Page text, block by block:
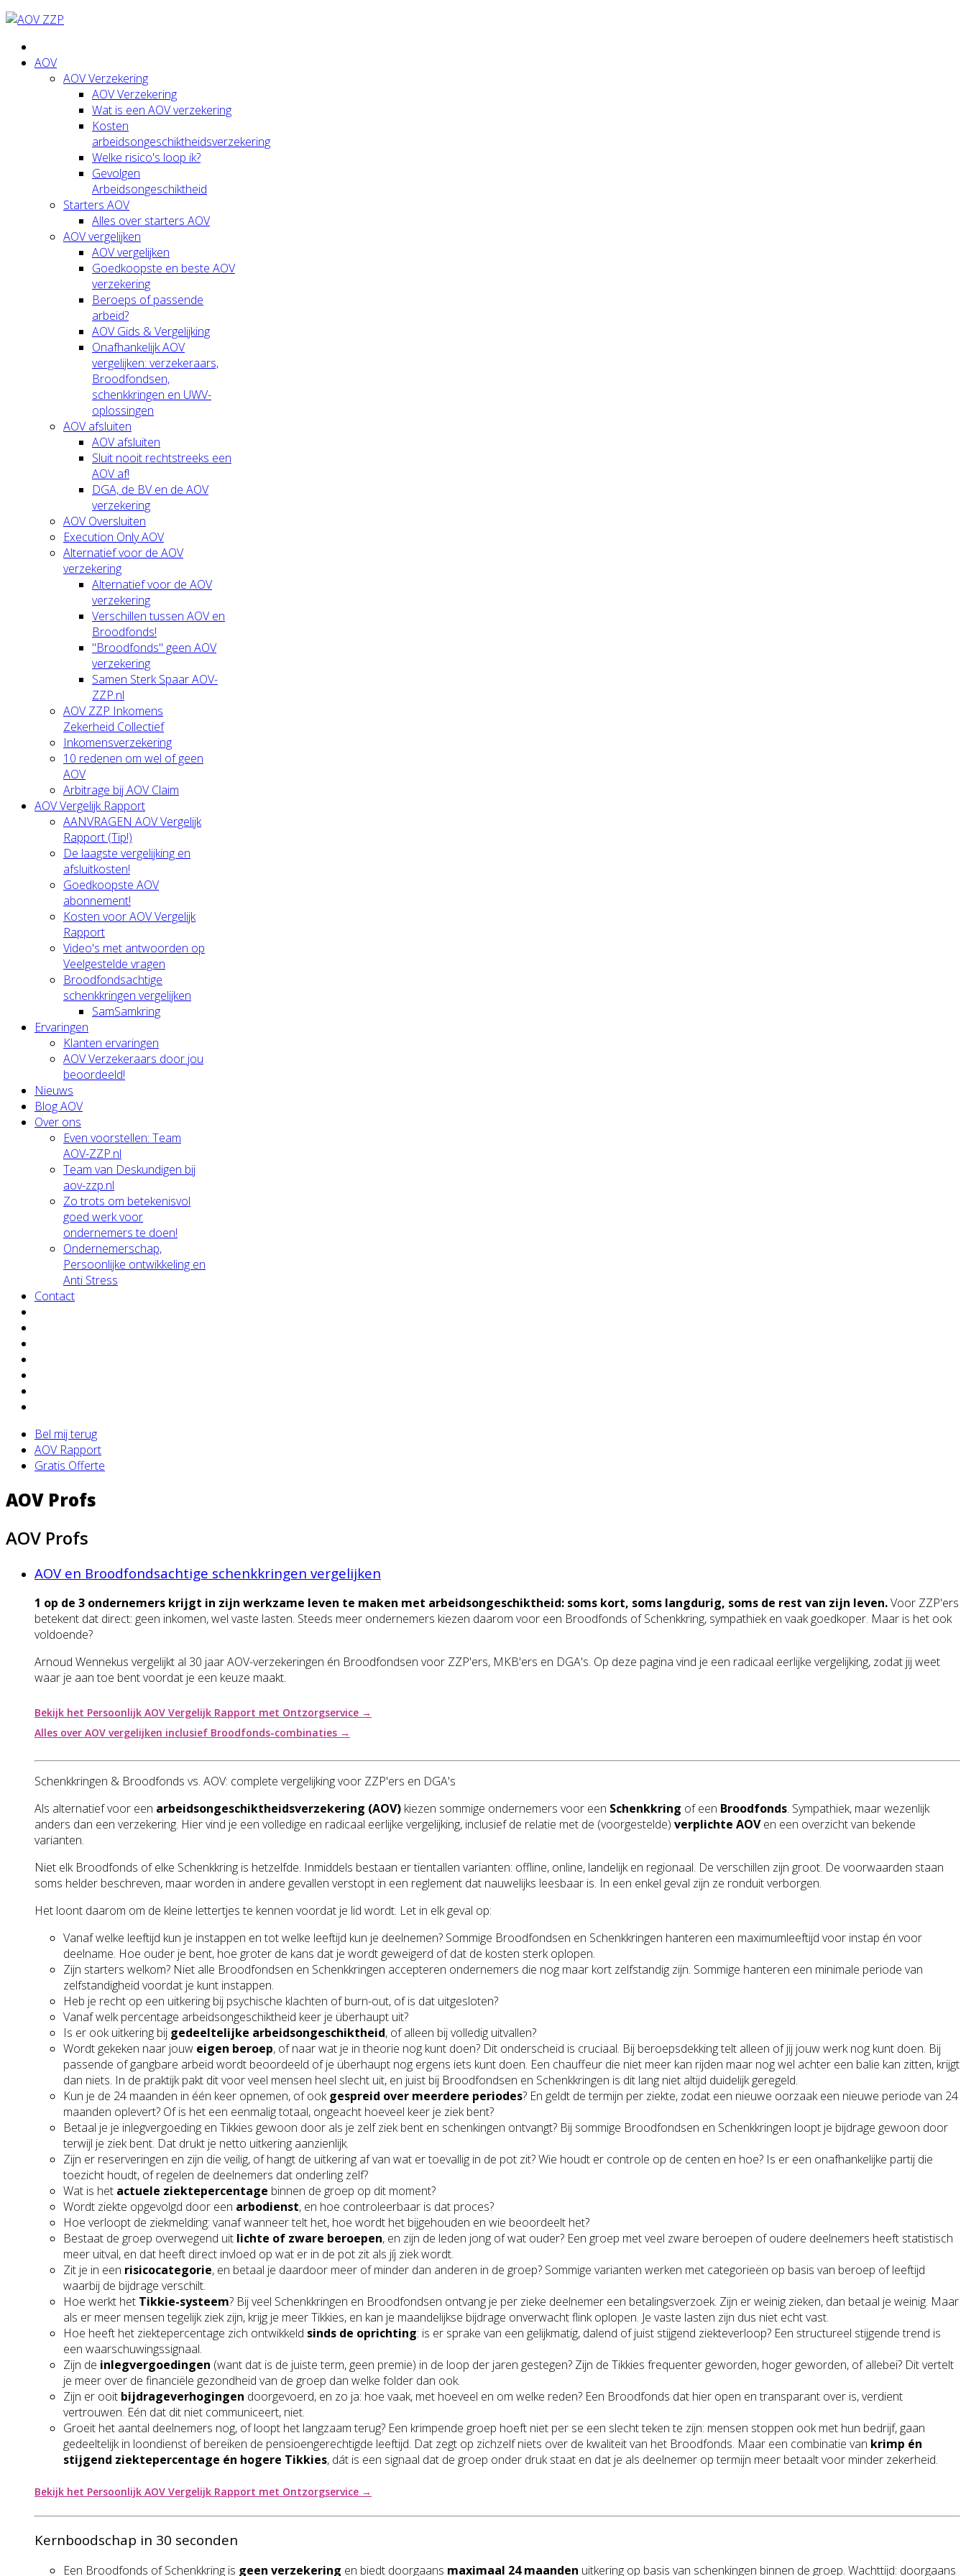
AOV
AOV Verzekering
AOV Verzekering
Wat is een AOV verzekering
Kosten
arbeidsongeschiktheidsverzekering
Welke risico's loop ik?
Gevolgen
Arbeidsongeschiktheid
Starters AOV
Alles over starters AOV
AOV vergelijken
AOV vergelijken
Goedkoopste en beste AOV
verzekering
Beroeps of passende
arbeid?
AOV Gids & Vergelijking
Onafhankelijk AOV
vergelijken: verzekeraars,
Broodfondsen,
schenkkringen en UWV-
oplossingen
AOV afsluiten
AOV afsluiten
Sluit nooit rechtstreeks een
AOV af!
DGA, de BV en de AOV
verzekering
AOV Oversluiten
Execution Only AOV
Alternatief voor de AOV
verzekering
Alternatief voor de AOV
verzekering
Verschillen tussen AOV en
Broodfonds!
"Broodfonds" geen AOV
verzekering
Samen Sterk Spaar AOV-
ZZP.nl
AOV ZZP Inkomens
Zekerheid Collectief
Inkomensverzekering
10 redenen om wel of geen
AOV
Arbitrage bij AOV Claim
AOV Vergelijk Rapport
AANVRAGEN AOV Vergelijk
Rapport (Tip!)
De laagste vergelijking en
afsluitkosten!
Goedkoopste AOV
abonnement!
Kosten voor AOV Vergelijk
Rapport
Video's met antwoorden op
Veelgestelde vragen
Broodfondsachtige
schenkkringen vergelijken
SamSamkring
Ervaringen
Klanten ervaringen
AOV Verzekeraars door jou
beoordeeld!
Nieuws
Blog AOV
Over ons
Even voorstellen: Team
AOV-ZZP.nl
Team van Deskundigen bij
aov-zzp.nl
Zo trots om betekenisvol
goed werk voor
ondernemers te doen!
Ondernemerschap,
Persoonlijke ontwikkeling en
Anti Stress
Contact
Bel mij terug
AOV Rapport
Gratis Offerte
AOV Profs
AOV Profs
AOV en Broodfondsachtige schenkkringen vergelijken
1 op de 3 ondernemers krijgt in zijn werkzame leven te maken met arbeidsongeschiktheid: soms kort, soms langdurig, soms de rest van zijn leven.Voor ZZP'ers
betekent dat direct: geen inkomen, wel vaste lasten. Steeds meer ondernemers kiezen daarom voor een Broodfonds of Schenkkring, sympathiek en vaak goedkoper. Maar is het ook
voldoende?
Arnoud Wennekus vergelijkt al 30 jaar AOV-verzekeringen én Broodfondsen voor ZZP'ers, MKB'ers en DGA's. Op deze pagina vind je een radicaal eerlijke vergelijking, zodat jij weet
waar je aan toe bent voordat je een keuze maakt.
Bekijk het Persoonlijk AOV Vergelijk Rapport met Ontzorgservice →
Alles over AOV vergelijken inclusief Broodfonds-combinaties →
Schenkkringen & Broodfonds vs. AOV: complete vergelijking voor ZZP'ers en DGA's
Als alternatief voor een arbeidsongeschiktheidsverzekering (AOV) kiezen sommige ondernemers voor een Schenkkring of een Broodfonds. Sympathiek, maar wezenlijk
anders dan een verzekering. Hier vind je een volledige en radicaal eerlijke vergelijking, inclusief de relatie met de (voorgestelde) verplichte AOVen een overzicht van bekende
varianten.
Niet elk Broodfonds of elke Schenkkring is hetzelfde. Inmiddels bestaan er tientallen varianten: offline, online, landelijk en regionaal. De verschillen zijn groot. De voorwaarden staan
soms helder beschreven, maar worden in andere gevallen verstopt in een reglement dat nauwelijks leesbaar is. In een enkel geval zijn ze ronduit verborgen.
Het loont daarom om de kleine lettertjes te kennen voordat je lid wordt. Let in elk geval op:
Vanaf welke leeftijd kun je instappen en tot welke leeftijd kun je deelnemen? Sommige Broodfondsen en Schenkkringen hanteren een maximumleeftijd voor instap én voor
deelname. Hoe ouder je bent, hoe groter de kans dat je wordt geweigerd of dat de kosten sterk oplopen.
Zijn starters welkom? Niet alle Broodfondsen en Schenkkringen accepteren ondernemers die nog maar kort zelfstandig zijn. Sommige hanteren een minimale periode van
zelfstandigheid voordat je kunt instappen.
Heb je recht op een uitkering bij psychische klachten of burn-out, of is dat uitgesloten?
Vanaf welk percentage arbeidsongeschiktheid keer je überhaupt uit?
Is er ook uitkering bij gedeeltelijke arbeidsongeschiktheid, of alleen bij volledig uitvallen?
Wordt gekeken naar jouw eigen beroep, of naar wat je in theorie nog kunt doen? Dit onderscheid is cruciaal. Bij beroepsdekking telt alleen of jij jouw werk nog kunt doen. Bij
passende of gangbare arbeid wordt beoordeeld of je überhaupt nog ergens iets kunt doen. Een chauffeur die niet meer kan rijden maar nog wel achter een balie kan zitten, krijgt
dan niets. In de praktijk pakt dit voor veel mensen heel slecht uit, en juist bij Broodfondsen en Schenkkringen is dit lang niet altijd duidelijk geregeld.
Kun je de 24 maanden in één keer opnemen, of ookgespreid over meerdere periodes? En geldt de termijn per ziekte, zodat een nieuwe oorzaak een nieuwe periode van 24
maanden oplevert? Of is het een eenmalig totaal, ongeacht hoeveel keer je ziek bent?
Betaal je je inlegvergoeding en Tikkies gewoon door als je zelf ziek bent en schenkingen ontvangt? Bij sommige Broodfondsen en Schenkkringen loopt je bijdrage gewoon door
terwijl je ziek bent. Dat drukt je netto uitkering aanzienlijk.
Zijn er reserveringen en zijn die veilig, of hangt de uitkering af van wat er toevallig in de pot zit? Wie houdt er controle op de centen en hoe? Is er een onafhankelijke partij die
toezicht houdt, of regelen de deelnemers dat onderling zelf?
Wat is het actuele ziektepercentage binnen de groep op dit moment?
Wordt ziekte opgevolgd door een arbodienst, en hoe controleerbaar is dat proces?
Hoe verloopt de ziekmelding: vanaf wanneer telt het, hoe wordt het bijgehouden en wie beoordeelt het?
Bestaat de groep overwegend uit lichte of zware beroepen, en zijn de leden jong of wat ouder? Een groep met veel zware beroepen of oudere deelnemers heeft statistisch
meer uitval, en dat heeft direct invloed op wat er in de pot zit als jíj ziek wordt.
Zit je in een risicocategorie, en betaal je daardoor meer of minder dan anderen in de groep? Sommige varianten werken met categorieën op basis van beroep of leeftijd
waarbij de bijdrage verschilt.
Hoe werkt het Tikkie-systeem? Bij veel Schenkkringen en Broodfondsen ontvang je per zieke deelnemer een betalingsverzoek. Zijn er weinig zieken, dan betaal je weinig. Maar
als er meer mensen tegelijk ziek zijn, krijg je meer Tikkies, en kan je maandelijkse bijdrage onverwacht flink oplopen. Je vaste lasten zijn dus niet echt vast.
Hoe heeft het ziektepercentage zich ontwikkeld sinds de oprichting: is er sprake van een gelijkmatig, dalend of juist stijgend ziekteverloop? Een structureel stijgende trend is
een waarschuwingssignaal.
Zijn de inlegvergoedingen (want dat is de juiste term, geen premie) in de loop der jaren gestegen? Zijn de Tikkies frequenter geworden, hoger geworden, of allebei? Dit vertelt
je meer over de financiële gezondheid van de groep dan welke folder dan ook.
Zijn er ooit bijdrageverhogingen doorgevoerd, en zo ja: hoe vaak, met hoeveel en om welke reden? Een Broodfonds dat hier open en transparant over is, verdient
vertrouwen. Eén dat dit niet communiceert, niet.
Groeit het aantal deelnemers nog, of loopt het langzaam terug? Een krimpende groep hoeft niet per se een slecht teken te zijn: mensen stoppen ook met hun bedrijf, gaan
gedeeltelijk in loondienst of bereiken de pensioengerechtigde leeftijd. Dat zegt op zichzelf niets over de kwaliteit van het Broodfonds. Maar een combinatie van krimp én
stijgend ziektepercentage én hogere Tikkies, dát is een signaal dat de groep onder druk staat en dat je als deelnemer op termijn meer betaalt voor minder zekerheid.
Bekijk het Persoonlijk AOV Vergelijk Rapport met Ontzorgservice →
Kernboodschap in 30 seconden
Een Broodfonds of Schenkkring is geen verzekering en biedt doorgaans maximaal 24 maanden uitkering op basis van schenkingen binnen de groep. Wachttijd: doorgaans